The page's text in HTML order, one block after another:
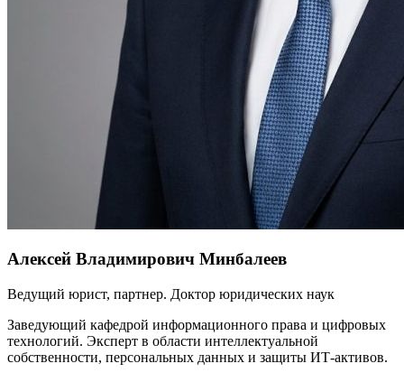
Алексей Владимирович Минбалеев
Ведущий юрист, партнер. Доктор юридических наук
Заведующий кафедрой информационного права и цифровых
технологий. Эксперт в области интеллектуальной
собственности, персональных данных и защиты ИТ-активов.